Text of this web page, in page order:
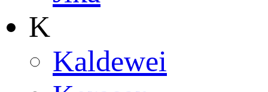
K
Kaldewei